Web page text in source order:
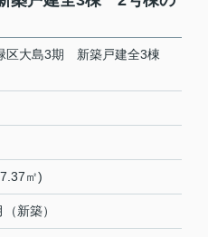
区大島3期 新築戸建全3棟
㎡)
新築）